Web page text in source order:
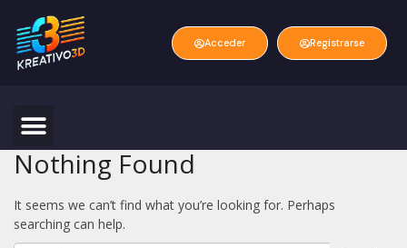
Acceder Registrarse
Nothing Found
It seems we can’t find what you’re looking for. Perhaps
searching can help.